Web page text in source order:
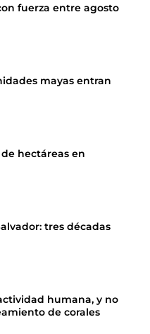
fuerza entre agosto
mayas entran
hectáreas en
tres décadas
humana, y no
de corales